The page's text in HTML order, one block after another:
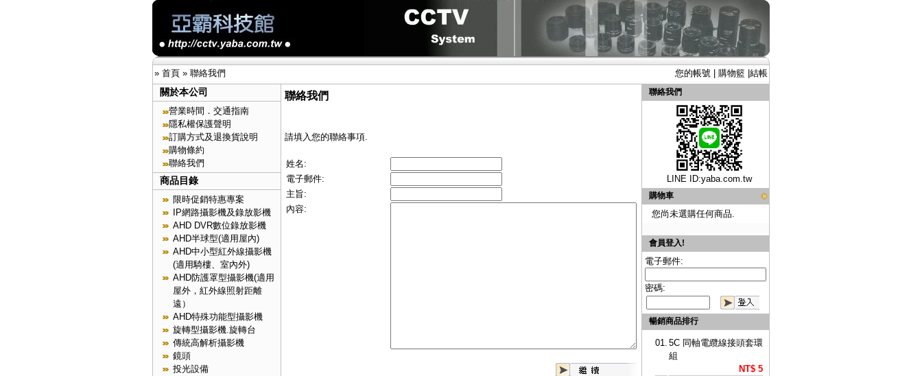
» 首頁 » 聯絡我們 您的帳號 購物籃 結帳
關於本公司
營業時間．交通指南
隱私權保護聲明
訂購方式及退換貨說明
購物條約
聯絡我們
商品目錄
限時促銷特惠專案
IP網路攝影機及錄放影機
AHD DVR數位錄放影機
AHD半球型(適用屋內)
AHD中小型紅外線攝影機
(適用騎樓、室內外)
AHD防護罩型攝影機(適用
屋外，紅外線照射距離
遠）
AHD特殊功能型攝影機
旋轉型攝影機.旋轉台
傳統高解析攝影機
鏡頭
投光設備
聯絡我們
請填入您的聯絡事項.
姓名:
電子郵件:
主旨:
內容:
聯絡我們
LINE ID:yaba.com.tw
購物車
您尚未選購任何商品.
會員登入!
電子郵件:
密碼:
暢銷商品排行
01. 5C 同軸電纜線接頭套環
組
NT$ 5